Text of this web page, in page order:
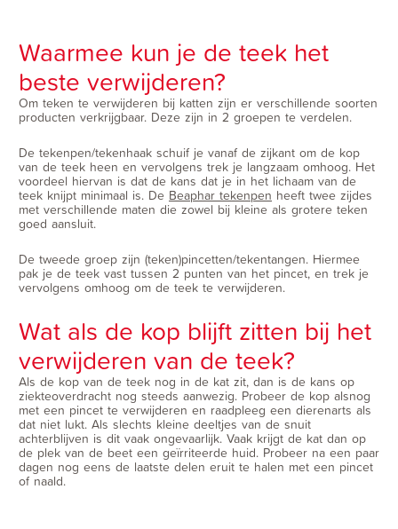
Waarmee kun je de teek het
beste verwijderen?
Om teken te verwijderen bij katten zijn er verschillende soorten
producten verkrijgbaar. Deze zijn in 2 groepen te verdelen.
De tekenpen/tekenhaak schuif je vanaf de zijkant om de kop
van de teek heen en vervolgens trek je langzaam omhoog. Het
voordeel hiervan is dat de kans dat je in het lichaam van de
teek knijpt minimaal is. De Beaphar tekenpen heeft twee zijdes
met verschillende maten die zowel bij kleine als grotere teken
goed aansluit.
De tweede groep zijn (teken)pincetten/tekentangen. Hiermee
pak je de teek vast tussen 2 punten van het pincet, en trek je
vervolgens omhoog om de teek te verwijderen.
Wat als de kop blijft zitten bij het
verwijderen van de teek?
Als de kop van de teek nog in de kat zit, dan is de kans op
ziekteoverdracht nog steeds aanwezig. Probeer de kop alsnog
met een pincet te verwijderen en raadpleeg een dierenarts als
dat niet lukt. Als slechts kleine deeltjes van de snuit
achterblijven is dit vaak ongevaarlijk. Vaak krijgt de kat dan op
de plek van de beet een geïrriteerde huid. Probeer na een paar
dagen nog eens de laatste delen eruit te halen met een pincet
of naald.